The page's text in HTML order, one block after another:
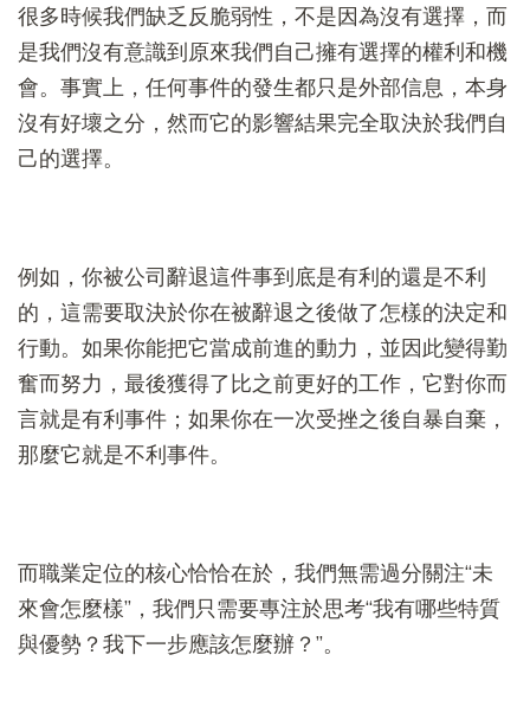
很多時候我們缺乏反脆弱性，不是因為沒有選擇，而
是我們沒有意識到原來我們自己擁有選擇的權利和機
會。事實上，任何事件的發生都只是外部信息，本身
沒有好壞之分，然而它的影響結果完全取決於我們自
己的選擇。
例如，你被公司辭退這件事到底是有利的還是不利
的，這需要取決於你在被辭退之後做了怎樣的決定和
行動。如果你能把它當成前進的動力，並因此變得勤
奮而努力，最後獲得了比之前更好的工作，它對你而
言就是有利事件；如果你在一次受挫之後自暴自棄，
那麼它就是不利事件。
而職業定位的核心恰恰在於，我們無需過分關注“未
來會怎麼樣”，我們只需要專注於思考“我有哪些特質
與優勢？我下一步應該怎麼辦？”。